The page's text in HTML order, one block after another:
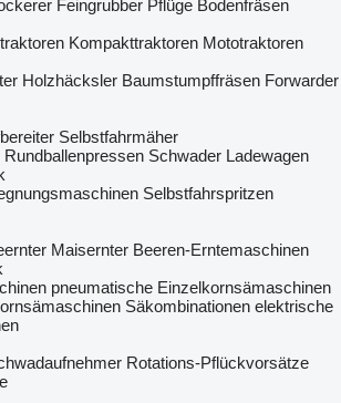
Feingrubber Pflüge Bodenfräsen
Kompakttraktoren Mototraktoren
Holzhäcksler Baumstumpffräsen Forwarder
Selbstfahrmäher
Rundballenpressen Schwader Ladewagen
Selbstfahrspritzen
Maisernter Beeren-Erntemaschinen
pneumatische Einzelkornsämaschinen
Säkombinationen elektrische
Rotations-Pflückvorsätze